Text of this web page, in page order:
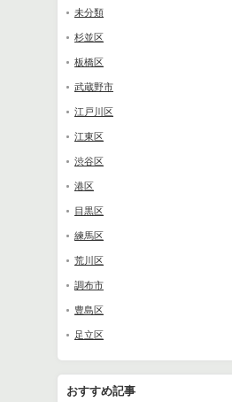
未分類
杉並区
板橋区
武蔵野市
江戸川区
江東区
渋谷区
港区
目黒区
練馬区
荒川区
調布市
豊島区
足立区
おすすめ記事